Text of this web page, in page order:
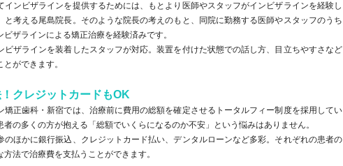
インビザラインを提供するためには、もとより医師やスタッフがインビザラインを経験し
と考える尾島院長。そのような院長の考えのもと、同院に勤務する医師やスタッフのうち
ザラインによる矯正治療を経験済みです。
ビザラインを装着したスタッフが対応。装置を付けた状態での話し方、目立ちやすさなど
ができます。
クレジットカードもOK
矯正歯科・新宿では、治療前に費用の総額を確定させるトータルフィー制度を採用してい
者の多くの方が抱える「総額でいくらになるのか不安」という悩みはありません。
のほかに銀行振込、クレジットカード払い、デンタルローンなど多彩。それぞれの患者の
法で治療費を支払うことができます。